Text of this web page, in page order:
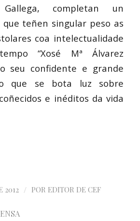
Gallega, completan un
teñen singular peso as
coa intelectualidade
“Xosé Mª Álvarez
seu confidente e grande
que se bota luz sobre
e inéditos da vida
2012 / POR EDITOR DE CEF